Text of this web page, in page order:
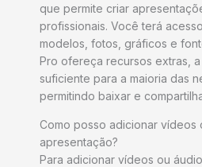
que permite criar
profissionais. Você terá
modelos, fotos, gráficos e
Pro ofereça recursos extras,
suficiente para a maioria das
permitindo baixar e
Como posso adicionar vídeos
apresentação?
Para adicionar vídeos ou